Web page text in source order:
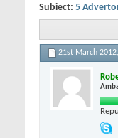
Subiect: 5
21st March 2012,